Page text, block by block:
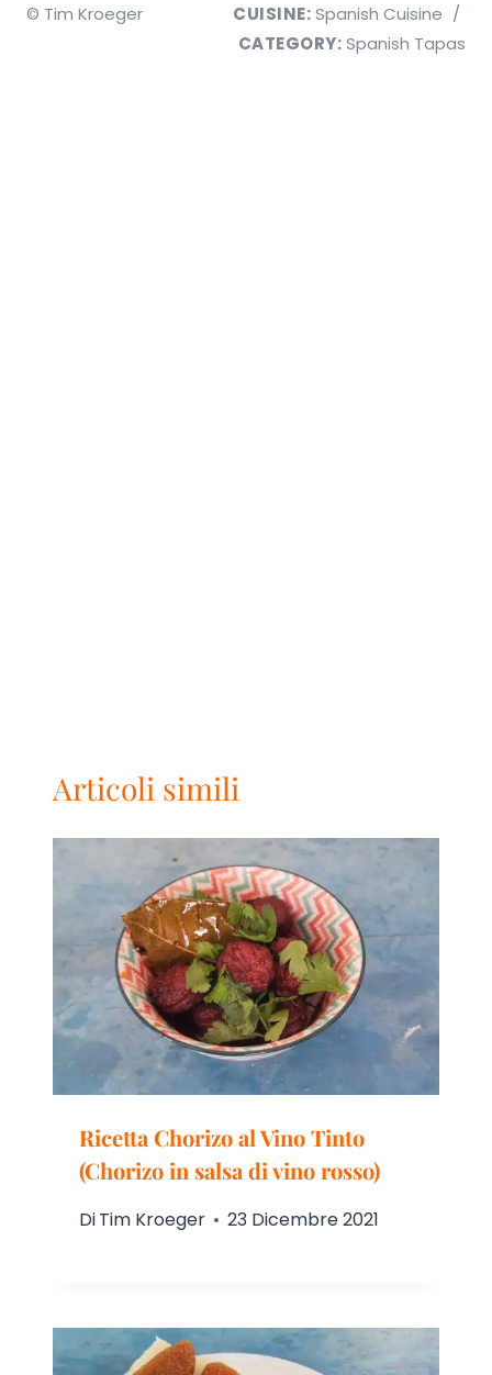
© Tim Kroeger CUISINE:Spanish Cuisine /
CATEGORY:Spanish Tapas
Articoli simili
Ricetta Chorizo al Vino Tinto
(Chorizo in salsa di vino rosso)
DiTim Kroeger 23 Dicembre 2021